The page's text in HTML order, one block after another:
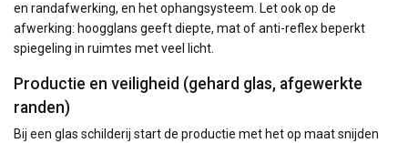
en randafwerking, en het ophangsysteem. Let ook op de
afwerking: hoogglans geeft diepte, mat of anti-reflex beperkt
spiegeling in ruimtes met veel licht.
Productie en veiligheid (gehard glas, afgewerkte
randen)
Bij een glas schilderij start de productie met het op maat snijden